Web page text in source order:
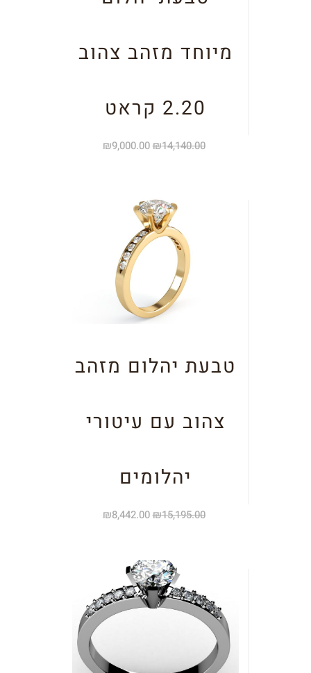
מיוחד מזהב צהוב
2.20 קראט
₪14,140.00
₪9,000.00
טבעת יהלום מזהב
צהוב עם עיטורי
יהלומים
₪15,195.00
₪8,442.00